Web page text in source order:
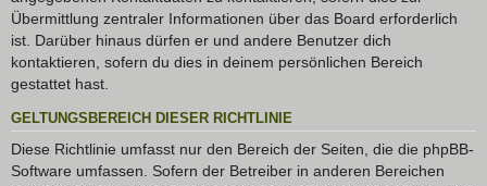
Übermittlung zentraler Informationen über das Board erforderlich
ist. Darüber hinaus dürfen er und andere Benutzer dich
kontaktieren, sofern du dies in deinem persönlichen Bereich
gestattet hast.
GELTUNGSBEREICH DIESER RICHTLINIE
Diese Richtlinie umfasst nur den Bereich der Seiten, die die phpBB-
Software umfassen. Sofern der Betreiber in anderen Bereichen